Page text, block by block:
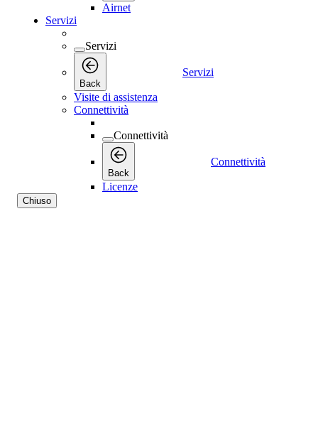
Airnet
Servizi
Servizi
Back
Servizi
Visite di assistenza
Connettività
Connettività
Back
Connettività
Licenze
Chiuso